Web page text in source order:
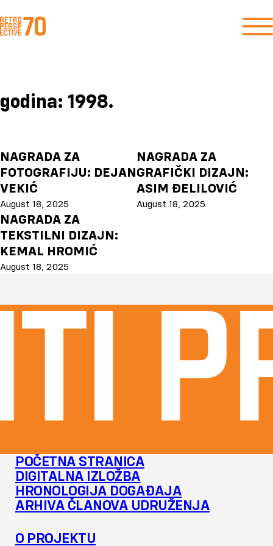
godina: 1998.
NAGRADA ZA
FOTOGRAFIJU: DEJAN
VEKIĆ
August 18, 2025
NAGRADA ZA
GRAFIČKI DIZAJN:
ASIM ĐELILOVIĆ
August 18, 2025
NAGRADA ZA
TEKSTILNI DIZAJN:
KEMAL HROMIĆ
August 18, 2025
POČETNA STRANICA
DIGITALNA IZLOŽBA
HRONOLOGIJA DOGAĐAJA
ARHIVA ČLANOVA UDRUŽENJA
O PROJEKTU